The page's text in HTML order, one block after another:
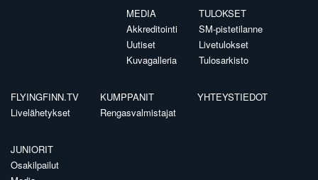
MEDIA
Akkreditointi
Uutiset
Kuvagalleria
TULOKSET
SM-pistetilanne
Livetulokset
Tulosarkisto
FLYINGFINN.TV
Livelähetykset
KUMPPANIT
Rengasvalmistajat
YHTEYSTIEDOT
JUNIORIT
Osakilpailut